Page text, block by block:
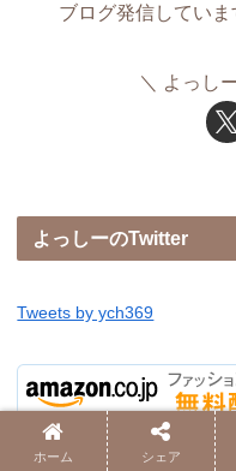
ブログ発信していま
よっし
よっしーのTwitter
Tweets by ych369
シエイトとして、当メディ
ホーム シェア